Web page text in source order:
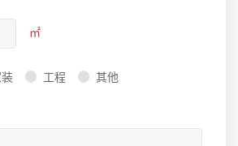
㎡
工程 其他